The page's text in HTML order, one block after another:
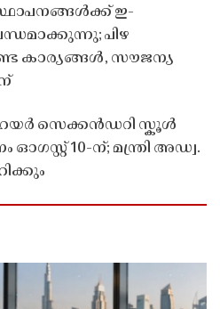
ഇ-
പിഴ
കാര്യങ്ങൾ, സൗജന്യ
സെക്കൻഡറി സ്കൂൾ
ഓഗസ്റ്റ് 10-ന്; മന്ത്രി അഡ്വ.